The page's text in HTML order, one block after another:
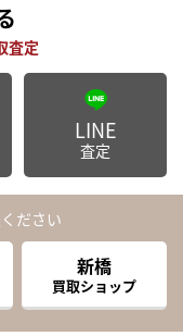
LINE
査定
ださい
新橋
買取ショップ